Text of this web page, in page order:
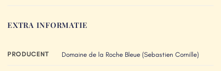
EXTRA INFORMATIE
PRODUCENT Domaine de la Roche Bleue (Sebastien Cornille)